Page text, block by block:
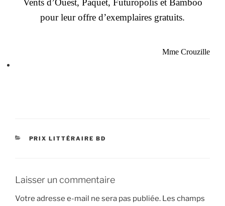
Vents d’Ouest, Paquet, Futuropolis et Bamboo
pour leur offre d’exemplaires gratuits.
Mme Crouzille
CATÉGORIES
PRIX LITTÉRAIRE BD
Laisser un commentaire
Votre adresse e-mail ne sera pas publiée. Les champs